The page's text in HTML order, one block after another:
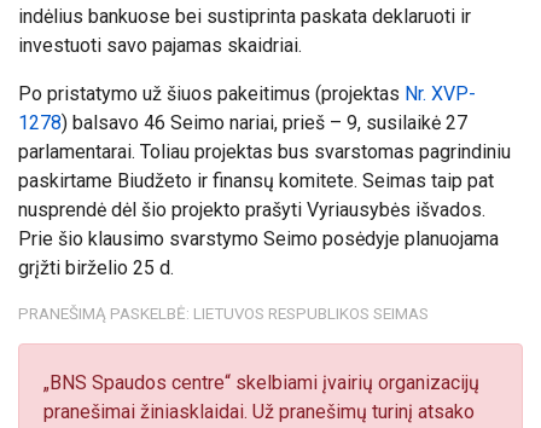
indėlius bankuose bei sustiprinta paskata deklaruoti ir
investuoti savo pajamas skaidriai.
Po pristatymo už šiuos pakeitimus (projektas Nr. XVP-
1278) balsavo 46 Seimo nariai, prieš – 9, susilaikė 27
parlamentarai. Toliau projektas bus svarstomas pagrindiniu
paskirtame Biudžeto ir finansų komitete. Seimas taip pat
nusprendė dėl šio projekto prašyti Vyriausybės išvados.
Prie šio klausimo svarstymo Seimo posėdyje planuojama
grįžti birželio 25 d.
PRANEŠIMĄ PASKELBĖ: LIETUVOS RESPUBLIKOS SEIMAS
„BNS Spaudos centre“ skelbiami įvairių organizacijų
pranešimai žiniasklaidai. Už pranešimų turinį atsako